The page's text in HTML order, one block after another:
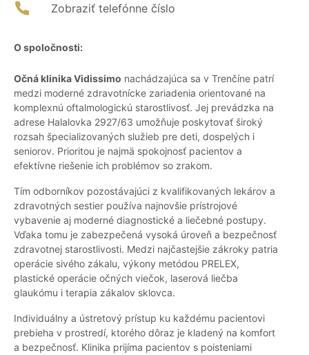
Zobraziť telefónne číslo
O spoločnosti:
Očná klinika Vidissimo nachádzajúca sa v Trenčíne patrí
medzi moderné zdravotnícke zariadenia orientované na
komplexnú oftalmologickú starostlivosť. Jej prevádzka na
adrese Halalovka 2927/63 umožňuje poskytovať široký
rozsah špecializovaných služieb pre deti, dospelých i
seniorov. Prioritou je najmä spokojnosť pacientov a
efektívne riešenie ich problémov so zrakom.
Tím odborníkov pozostávajúci z kvalifikovaných lekárov a
zdravotných sestier používa najnovšie prístrojové
vybavenie aj moderné diagnostické a liečebné postupy.
Vďaka tomu je zabezpečená vysoká úroveň a bezpečnosť
zdravotnej starostlivosti. Medzi najčastejšie zákroky patria
operácie sivého zákalu, výkony metódou PRELEX,
plastické operácie očných viečok, laserová liečba
glaukómu i terapia zákalov sklovca.
Individuálny a ústretový prístup ku každému pacientovi
prebieha v prostredí, ktorého dôraz je kladený na komfort
a bezpečnosť. Klinika prijíma pacientov s poisteniami